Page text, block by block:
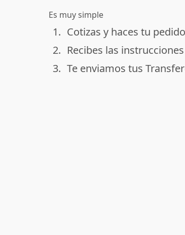
Es muy simple
done
1. Cotizas y haces tu pedido
done
2. Recibes las
done
3. Te enviamos tus